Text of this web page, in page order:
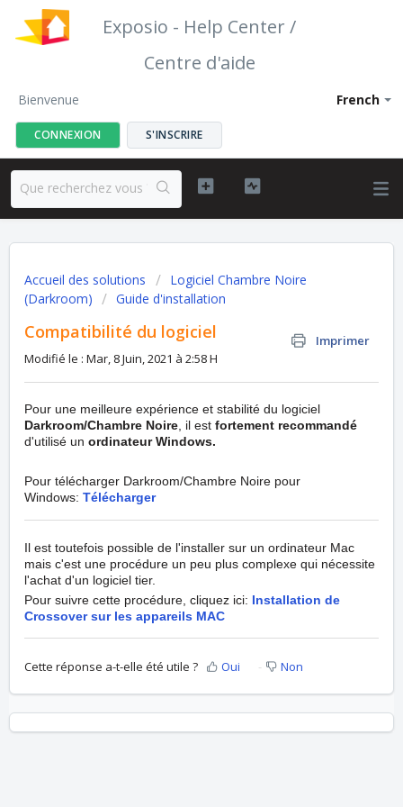
Exposio - Help Center /
Centre d'aide
French
Bienvenue
CONNEXION S'INSCRIRE
Accueil des solutions
Logiciel Chambre Noire
(Darkroom)
Guide d'installation
Compatibilité du logiciel
Imprimer
Modifié le : Mar, 8 Juin, 2021 à 2:58 H
Pour une meilleure expérience et stabilité du logiciel
Darkroom/Chambre Noire, il est fortement recommandé
d'utilisé un ordinateur Windows.
Pour télécharger Darkroom/Chambre Noire pour
Windows: Télécharger
Il est toutefois possible de l'installer sur un ordinateur Mac
mais c'est une procédure un peu plus complexe qui nécessite
l'achat d'un logiciel tier.
Pour suivre cette procédure, cliquez ici: Installation de
Crossover sur les appareils MAC
Cette réponse a-t-elle été utile ? Oui Non